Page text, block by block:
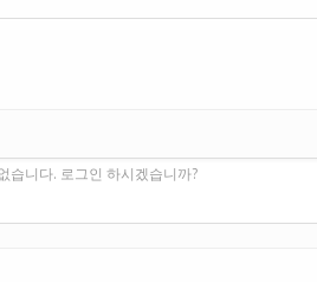
습니다. 로그인 하시겠습니까?